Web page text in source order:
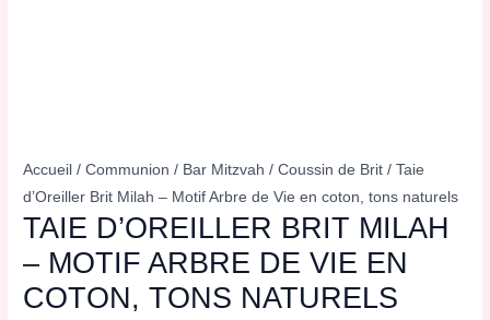
Accueil /Communion / Bar Mitzvah /Coussin de Brit / Taie
d’Oreiller Brit Milah – Motif Arbre de Vie en coton, tons naturels
TAIE D’OREILLER BRIT MILAH
– MOTIF ARBRE DE VIE EN
COTON, TONS NATURELS